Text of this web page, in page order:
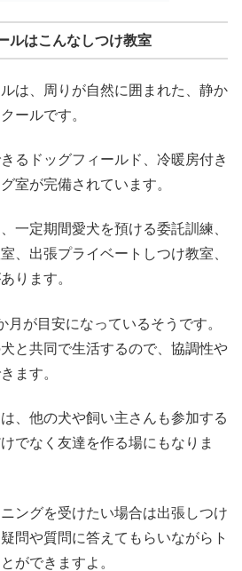
ルはこんなしつけ教室
は、周りが自然に囲まれた、静か
ールです。
るドッグフィールド、冷暖房付き
室が完備されています。
一定期間愛犬を預ける委託訓練、
、出張プライベートしつけ教室、
ります。
が目安になっているそうです。
と共同で生活するので、協調性や
ます。
、他の犬や飼い主さんも参加する
でなく友達を作る場にもなりま
ングを受けたい場合は出張しつけ
問や質問に答えてもらいながらト
ができますよ。